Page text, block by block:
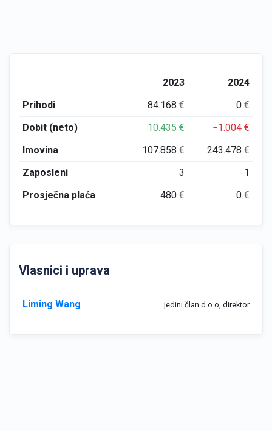
2023
2024
Prihodi
84.168€ 0€
Dobit (neto)
10.435€ −1.004€
Imovina
107.858€ 243.478€
Zaposleni
3
1
Prosječna plaća
480€ 0€
Vlasnici i uprava
Liming Wang jedini član d.o.o, direktor